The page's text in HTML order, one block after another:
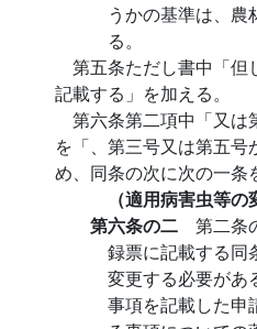
うかの基準は、農
る。
第五条ただし書中「但
記載する」を加える。
第六条第二項中「又は
を「、第三号又は第五号
め、同条の次に次の一条
（適用病害虫等の
第六条の二 第二条
録票に記載する同
変更する必要があ
事項を記載した申